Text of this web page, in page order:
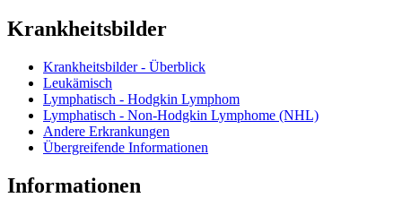
Krankheitsbilder
Krankheitsbilder - Überblick
Leukämisch
Lymphatisch - Hodgkin Lymphom
Lymphatisch - Non-Hodgkin Lymphome (NHL)
Andere Erkrankungen
Übergreifende Informationen
Informationen